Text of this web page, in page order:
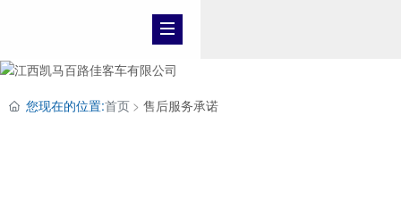
您现在的位置:首页 售后服务承诺